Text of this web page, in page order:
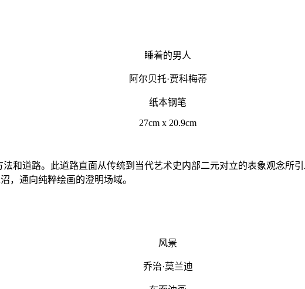
睡着的男人
阿尔贝托·贾科梅蒂
纸本钢笔
27cm x 20.9cm
和道路。此道路直面从传统到当代艺术史内部二元对立的表象观念所
，通向纯粹绘画的澄明场域。
风景
乔治·莫兰迪